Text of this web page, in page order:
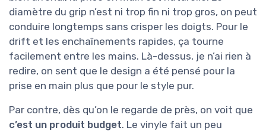
diamètre du grip n’est ni trop fin ni trop gros, on peut
conduire longtemps sans crisper les doigts. Pour le
drift et les enchaînements rapides, ça tourne
facilement entre les mains. Là-dessus, je n’ai rien à
redire, on sent que le design a été pensé pour la
prise en main plus que pour le style pur.
Par contre, dès qu’on le regarde de près, on voit que
c’est un produit budget. Le vinyle fait un peu